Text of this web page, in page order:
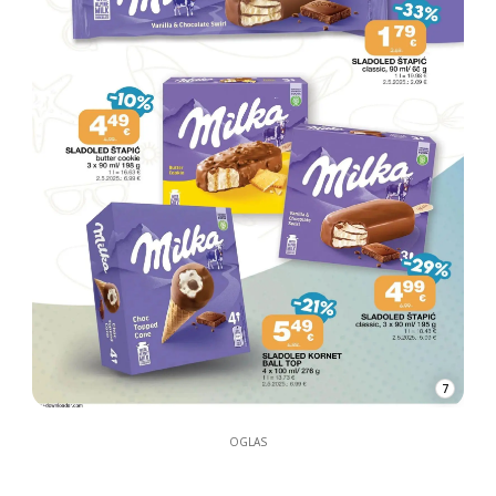
7
OGLAS